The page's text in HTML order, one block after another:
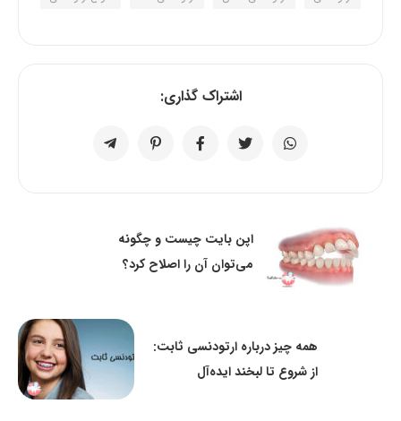
اشتراک گذاری:
اپن بایت چیست و چگونه
می‌توان آن را اصلاح کرد؟
همه چیز درباره ارتودنسی ثابت:
از شروع تا لبخند ایده‌آل